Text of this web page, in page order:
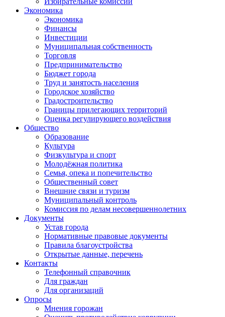
Экономика
Экономика
Финансы
Инвестиции
Муниципальная собственность
Торговля
Предпринимательство
Бюджет города
Труд и занятость населения
Городское хозяйство
Градостроительство
Границы прилегающих территорий
Оценка регулирующего воздействия
Общество
Образование
Культура
Физкультура и спорт
Молодёжная политика
Семья, опека и попечительство
Общественный совет
Внешние связи и туризм
Муниципальный контроль
Комиссия по делам несовершеннолетних
Документы
Устав города
Нормативные правовые документы
Правила благоустройства
Открытые данные, перечень
Контакты
Телефонный справочник
Для граждан
Для организаций
Опросы
Мнения горожан